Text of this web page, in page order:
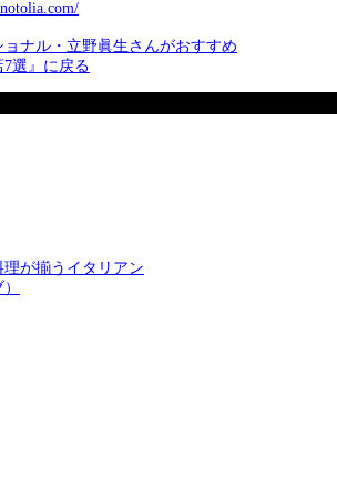
ョナル・立野眞生さんがおすすめ
選』に戻る
が揃うイタリアン